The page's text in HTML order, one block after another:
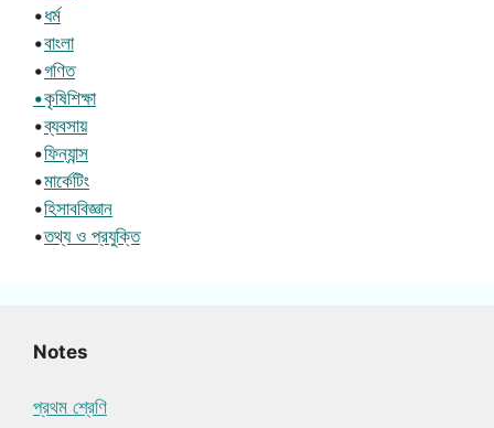
•ধর্ম
•বাংলা
•গণিত
•কৃষিশিক্ষা
•ব্যবসায়
•ফিন্যান্স
•মার্কেটিং
•হিসাববিজ্ঞান
•তথ্য ও প্রযুক্তি
Notes
প্রথম শ্রেণি